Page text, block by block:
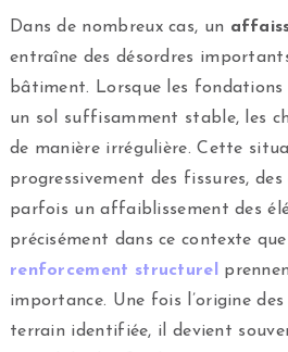
Dans de nombreux cas, un
entraîne des désordres
bâtiment. Lorsque les
un sol suffisamment stable, les
de manière irrégulière. Cette
progressivement des fissures,
parfois un affaiblissement des
précisément dans ce contexte
renforcement structurel
importance. Une fois l’origine
terrain identifiée, il devient